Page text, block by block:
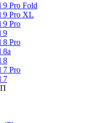
9 Pro Fold
9 Pro XL
9 Pro
9
8 Pro
8a
8
7 Pro
7